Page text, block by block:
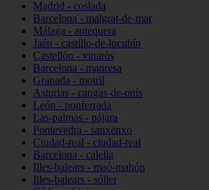
Madrid - coslada
Barcelona - malgrat-de-mar
Málaga - antequera
Jaén - castillo-de-locubín
Castellón - vinaròs
Barcelona - manresa
Granada - motril
Asturias - cangas-de-onís
León - ponferrada
Las-palmas - pájara
Pontevedra - sanxenxo
Ciudad-real - ciudad-real
Barcelona - calella
Illes-balears - maó-mahón
Illes-balears - sóller